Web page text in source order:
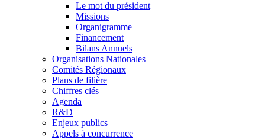
Le mot du président
Missions
Organigramme
Financement
Bilans Annuels
Organisations Nationales
Comités Régionaux
Plans de filière
Chiffres clés
Agenda
R&D
Enjeux publics
Appels à concurrence